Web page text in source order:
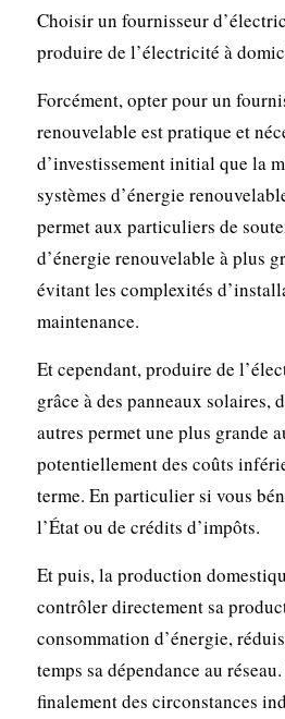
Choisir un fournisseur
produire de l’électricité à
Forcément, opter pour un
renouvelable est pratique et
d’investissement initial que la
systèmes d’énergie
permet aux particuliers de
d’énergie renouvelable à plus
évitant les complexités
maintenance.
Et cependant, produire de
grâce à des panneaux solaires,
autres permet une plus grande
potentiellement des coûts
terme. En particulier si vous
l’État ou de crédits d’impôts.
Et puis, la production
contrôler directement sa
consommation d’énergie,
temps sa dépendance au
finalement des circonstances